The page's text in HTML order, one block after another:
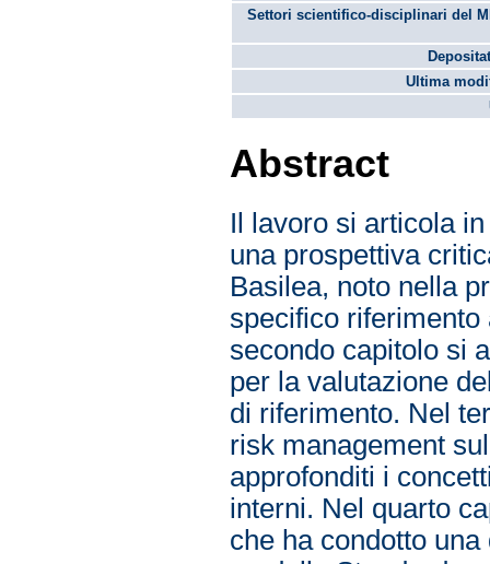
Settori scientifico-disciplinari del
Ultima
Abstract
Il lavoro si articola
una prospettiva
Basilea, noto nella
specifico
secondo capitolo si
per la valutazione
di riferimento. Nel
risk management
approfonditi i
interni. Nel quarto
che ha condotto